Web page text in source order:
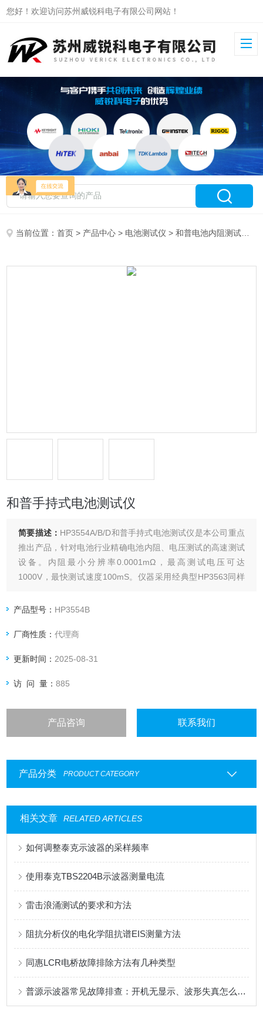
您好！欢迎访问苏州威锐科电子有限公司网站！
当前位置：首页 > 产品中心 > 电池测试仪 >和普电池内阻测试仪
和普手持式电池测试仪
简要描述： HP3554A/B/D和普手持式电池测试仪是本公司重点
推出产品，针对电池行业精确电池内阻、电压测试的高速测试
设备。内阻最小分辨率0.0001mΩ，最高测试电压可达
1000V，最快测试速度100mS。仪器采用经典型HP3563同样
性能和手持式表小巧方便携带的功能。
产品型号： HP3554B
厂商性质：代理商
更新时间： 2025-08-31
访 问 量：885
产品咨询 联系我们
产品分类 PRODUCT CATEGORY
相关文章 RELATED ARTICLES
如何调整泰克示波器的采样频率
使用泰克TBS2204B示波器测量电流
雷击浪涌测试的要求和方法
阻抗分析仪的电化学阻抗谱EIS测量方法
同惠LCR电桥故障排除方法有几种类型
普源示波器常见故障排查：开机无显示、波形失真怎么办？